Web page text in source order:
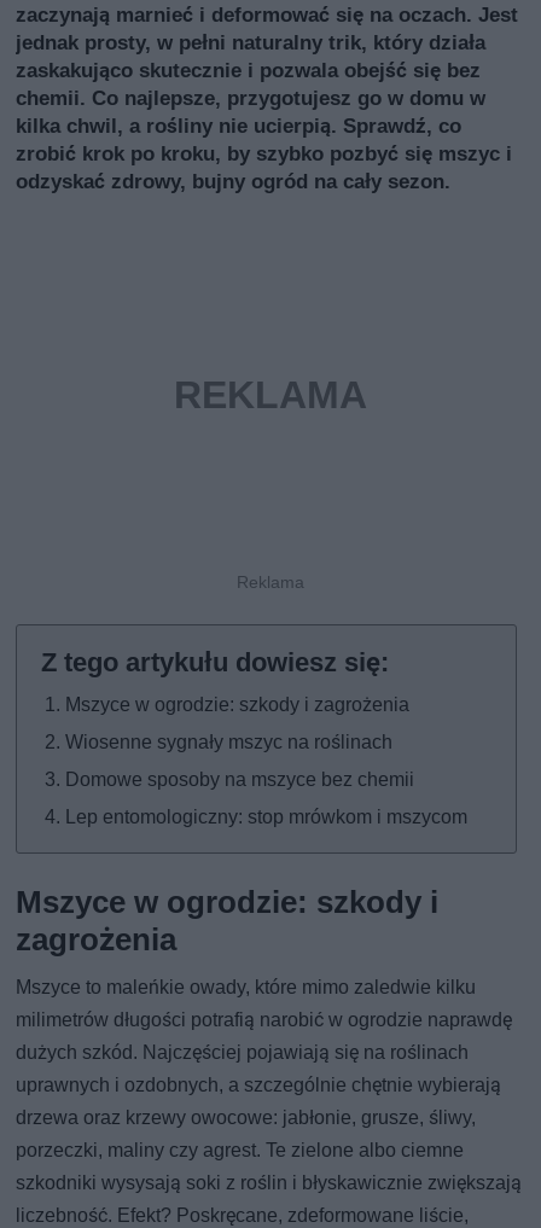
zaczynają marnieć i deformować się na oczach. Jest
jednak prosty, w pełni naturalny trik, który działa
zaskakująco skutecznie i pozwala obejść się bez
chemii. Co najlepsze, przygotujesz go w domu w
kilka chwil, a rośliny nie ucierpią. Sprawdź, co
zrobić krok po kroku, by szybko pozbyć się mszyc i
odzyskać zdrowy, bujny ogród na cały sezon.
Mszyce w ogrodzie: szkody i zagrożenia
Wiosenne sygnały mszyc na roślinach
Domowe sposoby na mszyce bez chemii
Lep entomologiczny: stop mrówkom i mszycom
Mszyce w ogrodzie: szkody i
zagrożenia
Mszyce to maleńkie owady, które mimo zaledwie kilku
milimetrów długości potrafią narobić w ogrodzie naprawdę
dużych szkód. Najczęściej pojawiają się na roślinach
uprawnych i ozdobnych, a szczególnie chętnie wybierają
drzewa oraz krzewy owocowe: jabłonie, grusze, śliwy,
porzeczki, maliny czy agrest. Te zielone albo ciemne
szkodniki wysysają soki z roślin i błyskawicznie zwiększają
liczebność. Efekt? Poskręcane, zdeformowane liście,